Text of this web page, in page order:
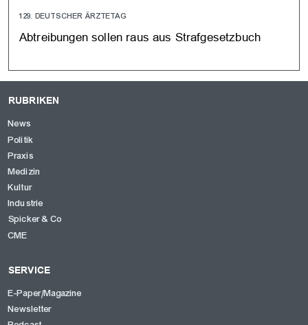
129. DEUTSCHER ÄRZTETAG
Abtreibungen sollen raus aus Strafgesetzbuch
RUBRIKEN
News
Politik
Praxis
Medizin
Kultur
Industrie
Spicker & Co
CME
SERVICE
E-Paper/Magazine
Newsletter